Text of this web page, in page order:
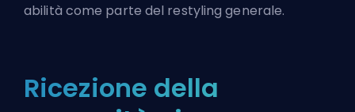
abilità come parte del restyling generale.
Ricezione della